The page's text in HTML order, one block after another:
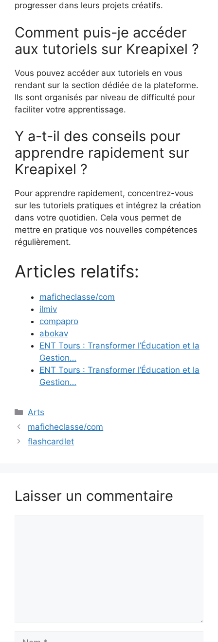
progresser dans leurs projets créatifs.
Comment puis-je accéder
aux tutoriels sur Kreapixel ?
Vous pouvez accéder aux tutoriels en vous
rendant sur la section dédiée de la plateforme.
Ils sont organisés par niveau de difficulté pour
faciliter votre apprentissage.
Y a-t-il des conseils pour
apprendre rapidement sur
Kreapixel ?
Pour apprendre rapidement, concentrez-vous
sur les tutoriels pratiques et intégrez la création
dans votre quotidien. Cela vous permet de
mettre en pratique vos nouvelles compétences
régulièrement.
Articles relatifs:
maficheclasse/com
ilmiv
compapro
abokav
ENT Tours : Transformer l’Éducation et la
Gestion…
ENT Tours : Transformer l’Éducation et la
Gestion…
Catégories
Arts
maficheclasse/com
flashcardlet
Laisser un commentaire